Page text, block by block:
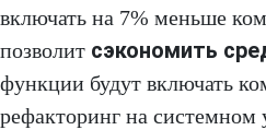
включать на 7% меньше
позволит сэкономить
функции будут включать
рефакторинг на системном